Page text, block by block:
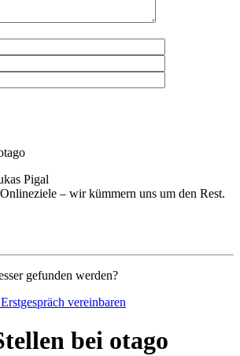
Pigal
– wir kümmern uns um den Rest.
gefunden werden?
vereinbaren
bei otago